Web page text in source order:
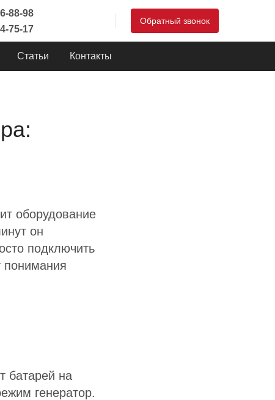
88-98
Обратный звонок
75-17
Статьи Контакты
оборудование
он
подключить
понимания
батарей на
генератор.